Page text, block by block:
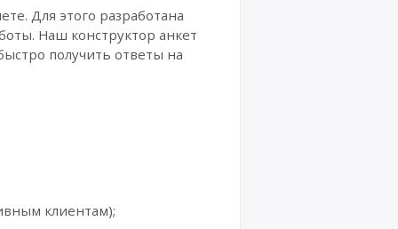
Для этого разработана
Наш конструктор анкет
получить ответы на
клиентам);